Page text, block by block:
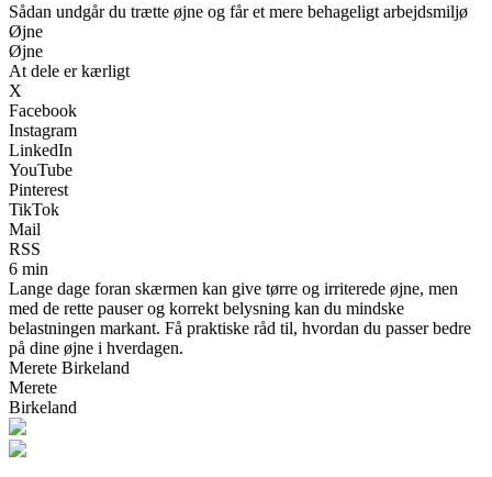
Sådan undgår du trætte øjne og får et mere behageligt arbejdsmiljø
Øjne
Øjne
At dele er kærligt
X
Facebook
Instagram
LinkedIn
YouTube
Pinterest
TikTok
Mail
RSS
6 min
Lange dage foran skærmen kan give tørre og irriterede øjne, men
med de rette pauser og korrekt belysning kan du mindske
belastningen markant. Få praktiske råd til, hvordan du passer bedre
på dine øjne i hverdagen.
Merete Birkeland
Merete
Birkeland